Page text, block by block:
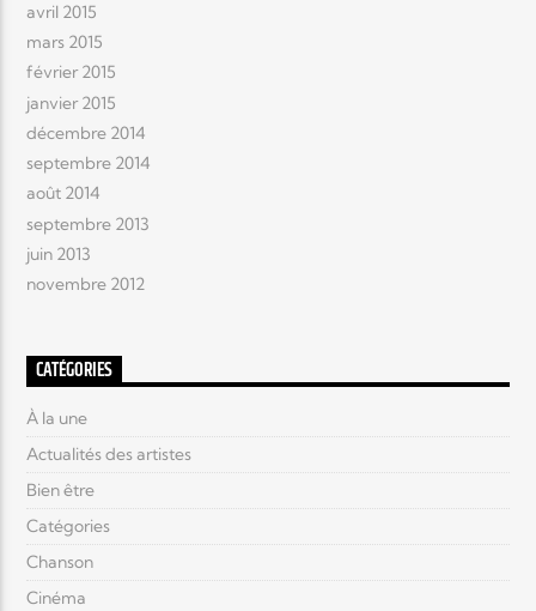
avril 2015
mars 2015
février 2015
janvier 2015
décembre 2014
septembre 2014
août 2014
septembre 2013
juin 2013
novembre 2012
CATÉGORIES
À la une
Actualités des artistes
Bien être
Catégories
Chanson
Cinéma